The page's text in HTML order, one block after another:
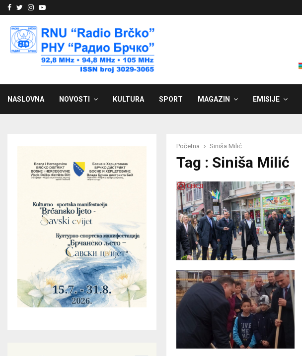
Facebook
Twitter
Instagram
Youtube
NASLOVNA NOVOSTI KULTURA SPORT MAGAZIN EMISIJE
Početna Siniša Milić
Tag : Siniša Milić